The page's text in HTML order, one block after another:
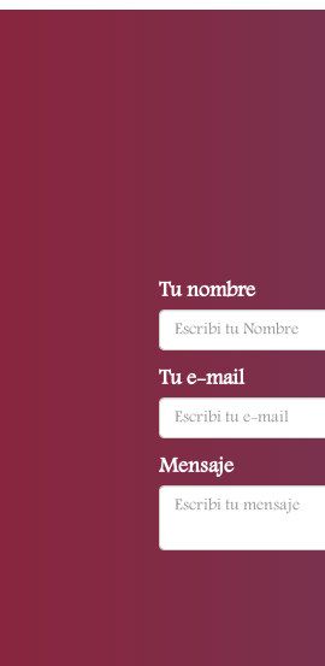
Tu nombre
Tu e-mail
Mensaje